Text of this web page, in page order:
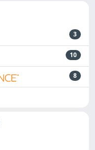
3
10
8